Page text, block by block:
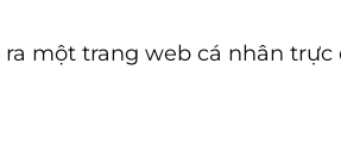
một trang web cá nhân